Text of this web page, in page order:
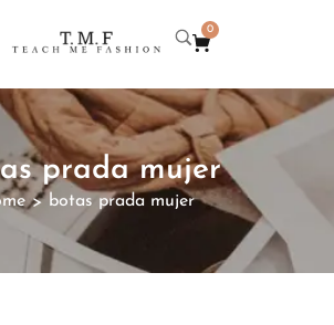
0
prada mujer
> botas prada mujer